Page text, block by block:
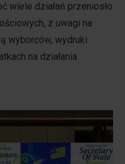
wiele działań przeniosło
z uwagi na
wyborców, wydruki
na działania